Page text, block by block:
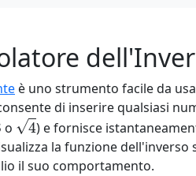
è uno strumento facile da
di inserire qualsiasi
o
4
) e fornisce
la funzione dell'inverso
il suo comportamento.